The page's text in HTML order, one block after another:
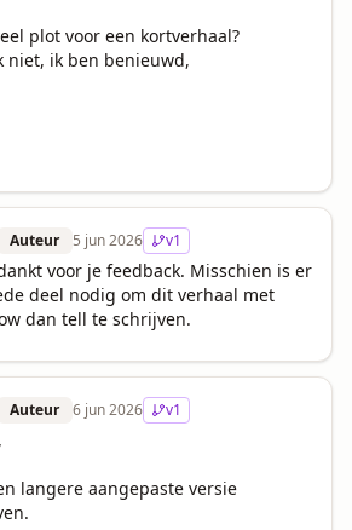
plot voor een kortverhaal?
niet, ik ben benieuwd,
Auteur 5 jun 2026 v1
voor je feedback. Misschien is er
deel nodig om dit verhaal met
dan tell te schrijven.
Auteur 6 jun 2026 v1
langere aangepaste versie